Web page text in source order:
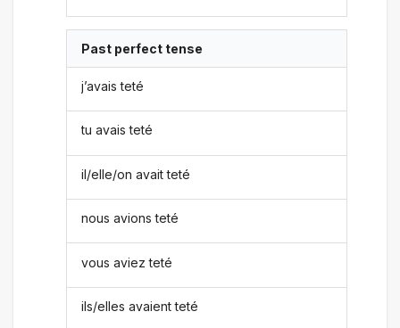
Past perfect tense
j’avais teté
tu avais teté
il/elle/on avait teté
nous avions teté
vous aviez teté
ils/elles avaient teté